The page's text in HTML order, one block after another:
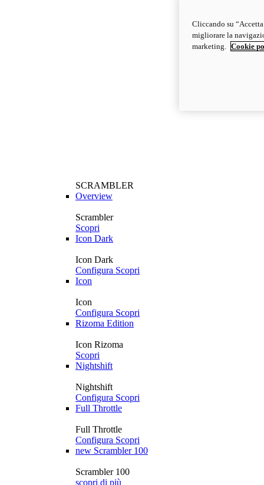
SCRAMBLER
Overview
Scrambler
Scopri
Icon Dark
Icon Dark
Configura Scopri
Icon
Icon
Configura Scopri
Rizoma Edition
Icon Rizoma
Scopri
Nightshift
Nightshift
Configura Scopri
Full Throttle
Full Throttle
Configura Scopri
new Scrambler 100
Scrambler 100
scopri di più
Cliccando su
migliorare la
marketing.
Cookie